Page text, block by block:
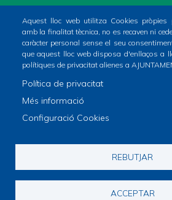
Footer
menu
1
-
2
Inici
Serveis municipals
Aquest lloc web utilitza Cookies pròpies
amb la finalitat tècnica, no es recaven ni
caràcter personal sense el seu
que aquest lloc web disposa d'enllaços a
polítiques de privacitat alienes a
Política de privacitat
Més informació
Configuració Cookies
REBUTJAR
ACCEPTAR
© Ajuntament de sa
Footer
Política de
Política de Xarxes Socials